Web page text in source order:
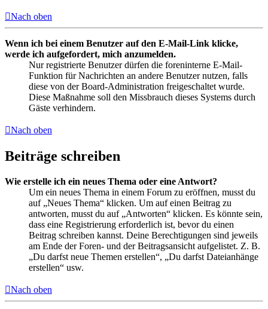
Nach oben
Wenn ich bei einem Benutzer auf den E-Mail-Link klicke,
werde ich aufgefordert, mich anzumelden.
Nur registrierte Benutzer dürfen die foreninterne E-Mail-
Funktion für Nachrichten an andere Benutzer nutzen, falls
diese von der Board-Administration freigeschaltet wurde.
Diese Maßnahme soll den Missbrauch dieses Systems durch
Gäste verhindern.
Nach oben
Beiträge schreiben
Wie erstelle ich ein neues Thema oder eine Antwort?
Um ein neues Thema in einem Forum zu eröffnen, musst du
auf „Neues Thema“ klicken. Um auf einen Beitrag zu
antworten, musst du auf „Antworten“ klicken. Es könnte sein,
dass eine Registrierung erforderlich ist, bevor du einen
Beitrag schreiben kannst. Deine Berechtigungen sind jeweils
am Ende der Foren- und der Beitragsansicht aufgelistet. Z. B.
„Du darfst neue Themen erstellen“, „Du darfst Dateianhänge
erstellen“ usw.
Nach oben